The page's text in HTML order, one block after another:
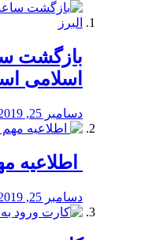
بازگشت
اسلامی
دسامبر 25, 2019
اطلاعیه
دسامبر 25, 2019